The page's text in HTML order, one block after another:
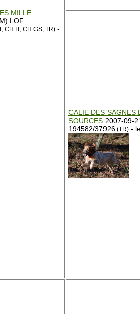
MILLE
LOF
CH IT, CH GS, TR) -
CALIE DES SAGNES
SOURCES 2007-09-
194582/37926 (TR) -